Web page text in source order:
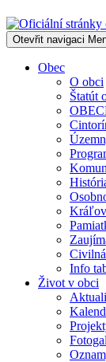
Otevřit navigaci
Obec
O obci
Štatút
Info
Život v obci